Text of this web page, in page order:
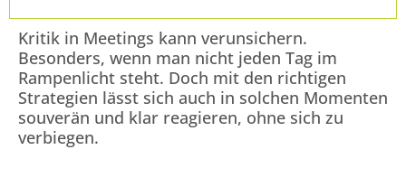
Kritik in Meetings kann verunsichern.
Besonders, wenn man nicht jeden Tag im
Rampenlicht steht. Doch mit den richtigen
Strategien lässt sich auch in solchen Momenten
souverän und klar reagieren, ohne sich zu
verbiegen.